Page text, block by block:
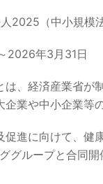
2025（中小規模
2026年3月31日
、経済産業省が
業や中小企業等
促進に向けて、
グループと合同